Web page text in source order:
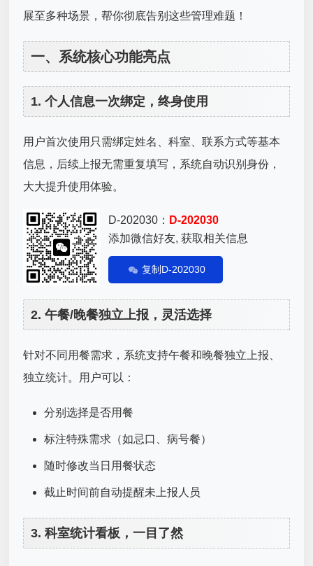
展至多种场景，帮你彻底告别这些管理难题！
一、系统核心功能亮点
1. 个人信息一次绑定，终身使用
用户首次使用只需绑定姓名、科室、联系方式等基本
信息，后续上报无需重复填写，系统自动识别身份，
大大提升使用体验。
D-202030： D-202030
添加微信好友, 获取相关信息
复制D-202030
2. 午餐/晚餐独立上报，灵活选择
针对不同用餐需求，系统支持午餐和晚餐独立上报、
独立统计。用户可以：
分别选择是否用餐
标注特殊需求（如忌口、病号餐）
随时修改当日用餐状态
截止时间前自动提醒未上报人员
3. 科室统计看板，一目了然